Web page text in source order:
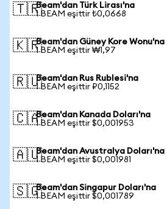
🇹🇷Beam'dan Türk Lirası'na
1 BEAM eşittir ₺0,0668
🇰🇷Beam'dan Güney Kore Wonu'na
1 BEAM eşittir ₩1,97
🇷🇺Beam'dan Rus Rublesi'na
1 BEAM eşittir ₽0,1152
🇨🇦Beam'dan Kanada Doları'na
1 BEAM eşittir $0,001953
🇦🇺Beam'dan Avustralya Doları'na
1 BEAM eşittir $0,001981
🇸🇬Beam'dan Singapur Doları'na
1 BEAM eşittir $0,001789